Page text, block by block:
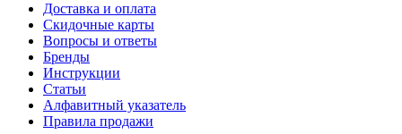
Доставка и оплата
Скидочные карты
Вопросы и ответы
Бренды
Инструкции
Статьи
Алфавитный указатель
Правила продажи